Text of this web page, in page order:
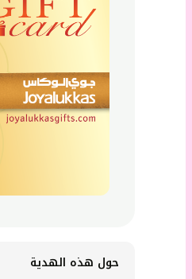
حول هذه الهدية